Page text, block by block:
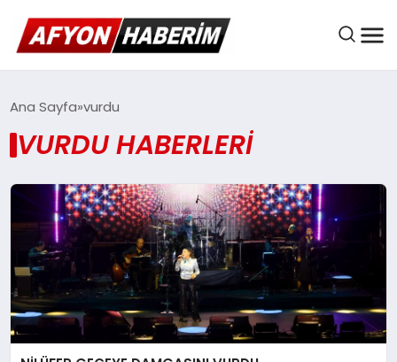
AFYON HABER
BELEDIYELER
EKONOMI
Ana Sayfa vurdu
VURDU HABERLERI